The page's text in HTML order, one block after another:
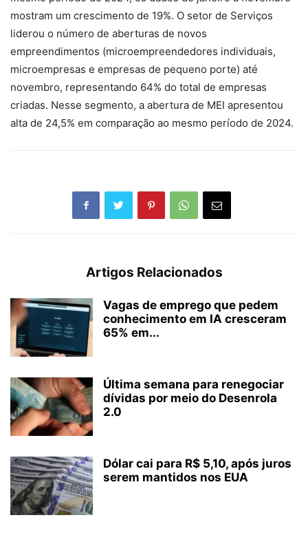
mostram um crescimento de 19%. O setor de Serviços
liderou o número de aberturas de novos
empreendimentos (microempreendedores individuais,
microempresas e empresas de pequeno porte) até
novembro, representando 64% do total de empresas
criadas. Nesse segmento, a abertura de MEI apresentou
alta de 24,5% em comparação ao mesmo período de 2024.
Artigos Relacionados
Vagas de emprego que pedem
conhecimento em IA cresceram
65% em...
Última semana para renegociar
dívidas por meio do Desenrola
2.0
Dólar cai para R$ 5,10, após juros
serem mantidos nos EUA